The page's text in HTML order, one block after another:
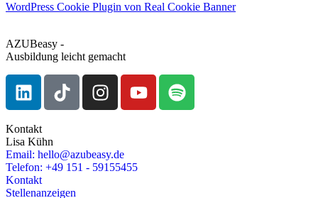
WordPress Cookie Plugin von Real Cookie Banner
AZUBeasy -
Ausbildung leicht gemacht
Kontakt
Lisa Kühn
Email: hello@azubeasy.de
Telefon: +49 151 - 59155455
Kontakt
Stellenanzeigen